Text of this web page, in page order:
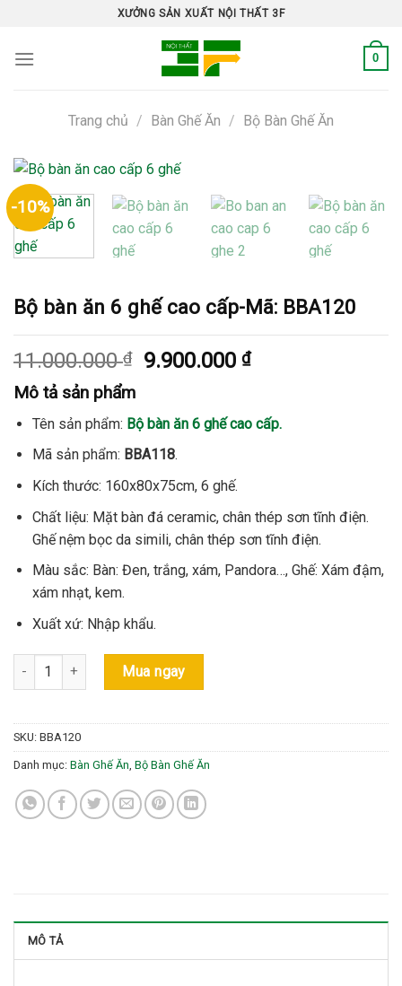
content
XƯỞNG SẢN XUẤT NỘI THẤT 3F
0
Trang chủ / Bàn Ghế Ăn / Bộ Bàn Ghế Ăn
-10%
Bộ bàn ăn 6 ghế cao cấp-Mã: BBA120
11.000.000₫
Giá
11.000.000 ₫.
9.900.000₫Giá
là:
Mô tả sản phẩm
Tên sản phẩm: Bộ bàn ăn 6 ghế cao cấp.
Mã sản phẩm: BBA118.
Kích thước: 160x80x75cm, 6 ghế.
Chất liệu: Mặt bàn đá ceramic, chân thép sơn tĩnh điện.
Ghế nệm bọc da simili, chân thép sơn tĩnh điện.
Màu sắc: Bàn: Đen, trắng, xám, Pandora…, Ghế: Xám đậm,
xám nhạt, kem.
Xuất xứ: Nhập khẩu.
Bộ bàn ăn 6 ghế cao cấp-Mã: BBA120 số lượng
Mua ngay
SKU: BBA120
Danh mục: Bàn Ghế Ăn Bộ Bàn Ghế Ăn
MÔ TẢ